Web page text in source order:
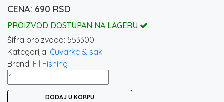
690 RSD
PROIZVOD DOSTUPAN NA LAGERU
Šifra proizvoda: 553300
Kategorija: Čuvarke & sak
Brend: Fil Fishing
FIL
FISHING
DODAJ U KORPU